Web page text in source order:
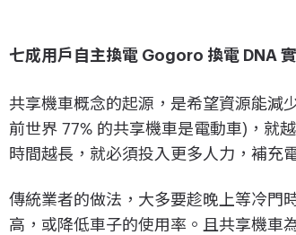
七成用戶自主換電 Gogoro 換電 DNA
共享機車概念的起源，是希望資源能減
前世界 77% 的共享機車是電動車)，就
時間越長，就必須投入更多人力，補充
傳統業者的做法，大多要趁晚上等冷門
高，或降低車子的使用率。且共享機車